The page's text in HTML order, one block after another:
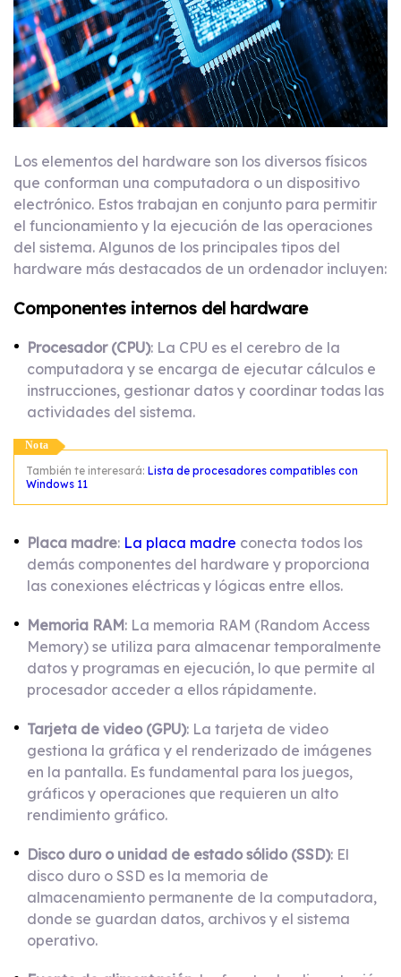
Los elementos del hardware son los diversos físicos
que conforman una computadora o un dispositivo
electrónico. Estos trabajan en conjunto para permitir
el funcionamiento y la ejecución de las operaciones
del sistema. Algunos de los principales tipos del
hardware más destacados de un ordenador incluyen:
Componentes internos del hardware
Procesador (CPU): La CPU es el cerebro de la
computadora y se encarga de ejecutar cálculos e
instrucciones, gestionar datos y coordinar todas las
actividades del sistema.
Nota
También te interesará: Lista de procesadores compatibles con
Windows 11
Placa madre: La placa madre conecta todos los
demás componentes del hardware y proporciona
las conexiones eléctricas y lógicas entre ellos.
Memoria RAM: La memoria RAM (Random Access
Memory) se utiliza para almacenar temporalmente
datos y programas en ejecución, lo que permite al
procesador acceder a ellos rápidamente.
Tarjeta de video (GPU): La tarjeta de video
gestiona la gráfica y el renderizado de imágenes
en la pantalla. Es fundamental para los juegos,
gráficos y operaciones que requieren un alto
rendimiento gráfico.
Disco duro o unidad de estado sólido (SSD): El
disco duro o SSD es la memoria de
almacenamiento permanente de la computadora,
donde se guardan datos, archivos y el sistema
operativo.